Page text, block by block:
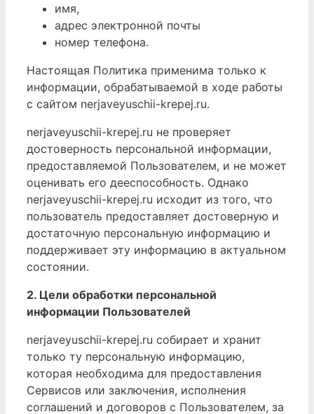
имя,
адрес электронной почты
номер телефона.
Настоящая Политика применима только к
информации, обрабатываемой в ходе работы
с сайтом nerjaveyuschii-krepej.ru.
nerjaveyuschii-krepej.ru не проверяет
достоверность персональной информации,
предоставляемой Пользователем, и не может
оценивать его дееспособность. Однако
nerjaveyuschii-krepej.ru исходит из того, что
пользователь предоставляет достоверную и
достаточную персональную информацию и
поддерживает эту информацию в актуальном
состоянии.
2. Цели обработки персональной
информации Пользователей
nerjaveyuschii-krepej.ru собирает и хранит
только ту персональную информацию,
которая необходима для предоставления
Сервисов или заключения, исполнения
соглашений и договоров с Пользователем, за